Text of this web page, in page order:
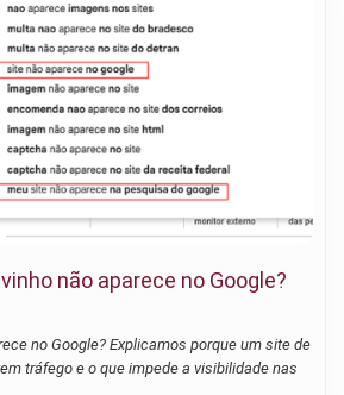
não aparece no Google?
no Google? Explicamos porque um site de
tráfego e o que impede a visibilidade nas